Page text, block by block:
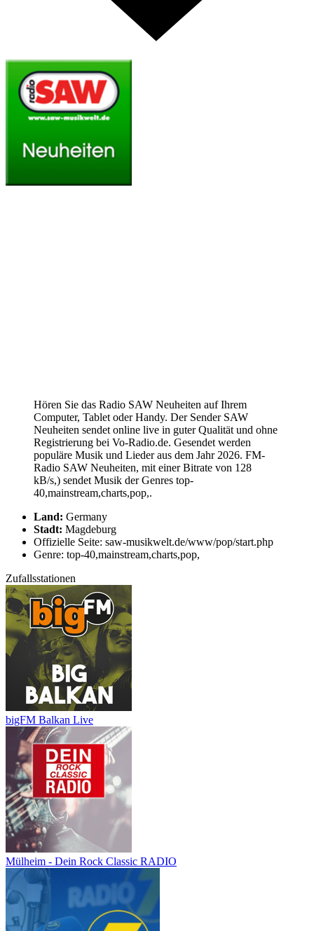
Hören Sie das Radio SAW Neuheiten auf Ihrem
Computer, Tablet oder Handy. Der Sender SAW
Neuheiten sendet online live in guter Qualität und ohne
Registrierung bei Vo-Radio.de. Gesendet werden
populäre Musik und Lieder aus dem Jahr 2026. FM-
Radio SAW Neuheiten, mit einer Bitrate von 128
kB/s,) sendet Musik der Genres top-
40,mainstream,charts,pop,.
Land: Germany
Stadt: Magdeburg
Offizielle Seite: saw-musikwelt.de/www/pop/start.php
Genre: top-40,mainstream,charts,pop,
Zufallsstationen
bigFM Balkan Live
Mülheim - Dein Rock Classic RADIO